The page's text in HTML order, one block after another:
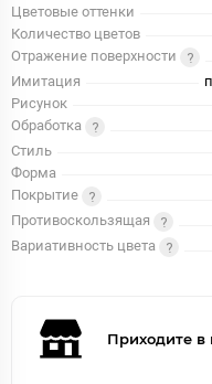
Цветовые оттенки
Количество цветов
Отражение поверхности
Имитация
Рисунок
Обработка
Стиль
Форма
Покрытие
Противоскользящая
Вариативность цвета
Приходите